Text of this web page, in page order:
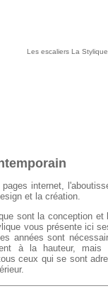
Les escaliers La
internet,
et la création.
sont la conception et
vous présente ici
années sont
à la hauteur, mais
ceux qui se sont